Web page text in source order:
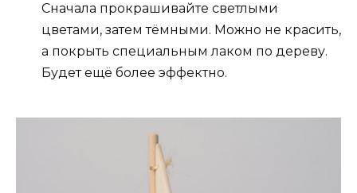
Сначала прокрашивайте светлыми
цветами, затем тёмными. Можно не красить,
а покрыть специальным лаком по дереву.
Будет ещё более эффектно.